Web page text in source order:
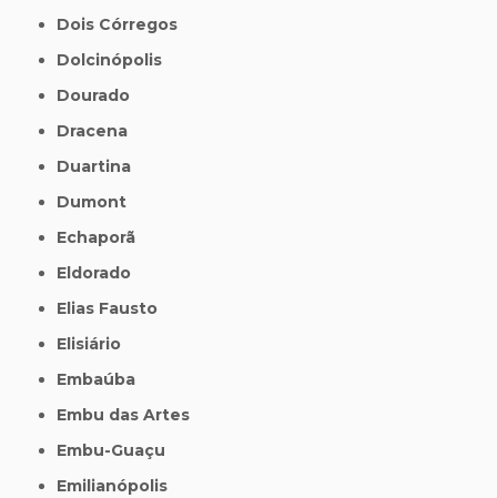
Dois Córregos
Dolcinópolis
Dourado
Dracena
Duartina
Dumont
Echaporã
Eldorado
Elias Fausto
Elisiário
Embaúba
Embu das Artes
Embu-Guaçu
Emilianópolis